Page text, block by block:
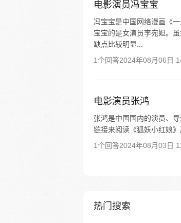
电影演员冯宝宝
冯宝宝是中国网络漫画《
宝宝的是女演员李宛妲。
缺点比较明显...
1个回答2024年08月06日
电影演员张鸿
张鸿是中国国内的演员、
链接来阅读《狐妖小红娘》
1个回答2024年08月03日
热门搜索